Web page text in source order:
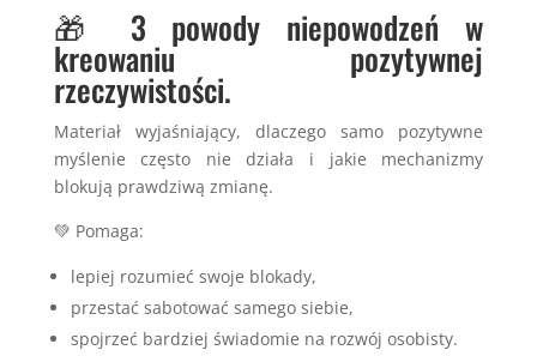
🎁 3 powody niepowodzeń w
kreowaniu pozytywnej
rzeczywistości.
Materiał wyjaśniający, dlaczego samo pozytywne
myślenie często nie działa i jakie mechanizmy
blokują prawdziwą zmianę.
💚 Pomaga:
lepiej rozumieć swoje blokady,
przestać sabotować samego siebie,
spojrzeć bardziej świadomie na rozwój osobisty.